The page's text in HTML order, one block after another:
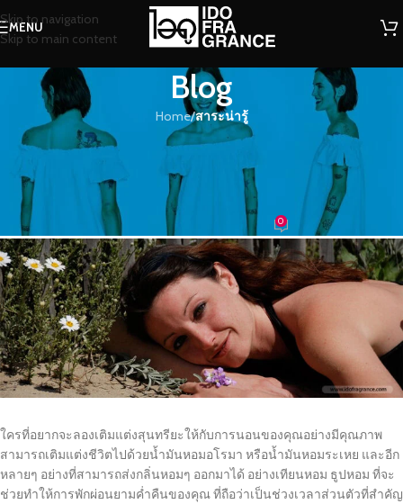
Skip to navigation
Skip to main content
MENU
Blog
Home/สาระน่ารู้
สาระน่ารู้
เติมกลิ่นหอมๆ ให้ร่างกาย…ศาสตร์
แห่งการพักผ่อนที่ดีที่สุด
น้องน้ำหอม On 30/11/2018 0
ใครที่อยากจะลองเติมแต่งสุนทรียะให้กับการนอนของคุณอย่างมีคุณภาพ
สามารถเติมแต่งชีวิตไปด้วยน้ำมันหอมอโรมา หรือน้ำมันหอมระเหย และอีก
หลายๆ อย่างที่สามารถส่งกลิ่นหอมๆ ออกมาได้ อย่างเทียนหอม ธูปหอม ที่จะ
ช่วยทำให้การพักผ่อนยามค่ำคืนของคุณ ที่ถือว่าเป็นช่วงเวลาส่วนตัวที่สำคัญ